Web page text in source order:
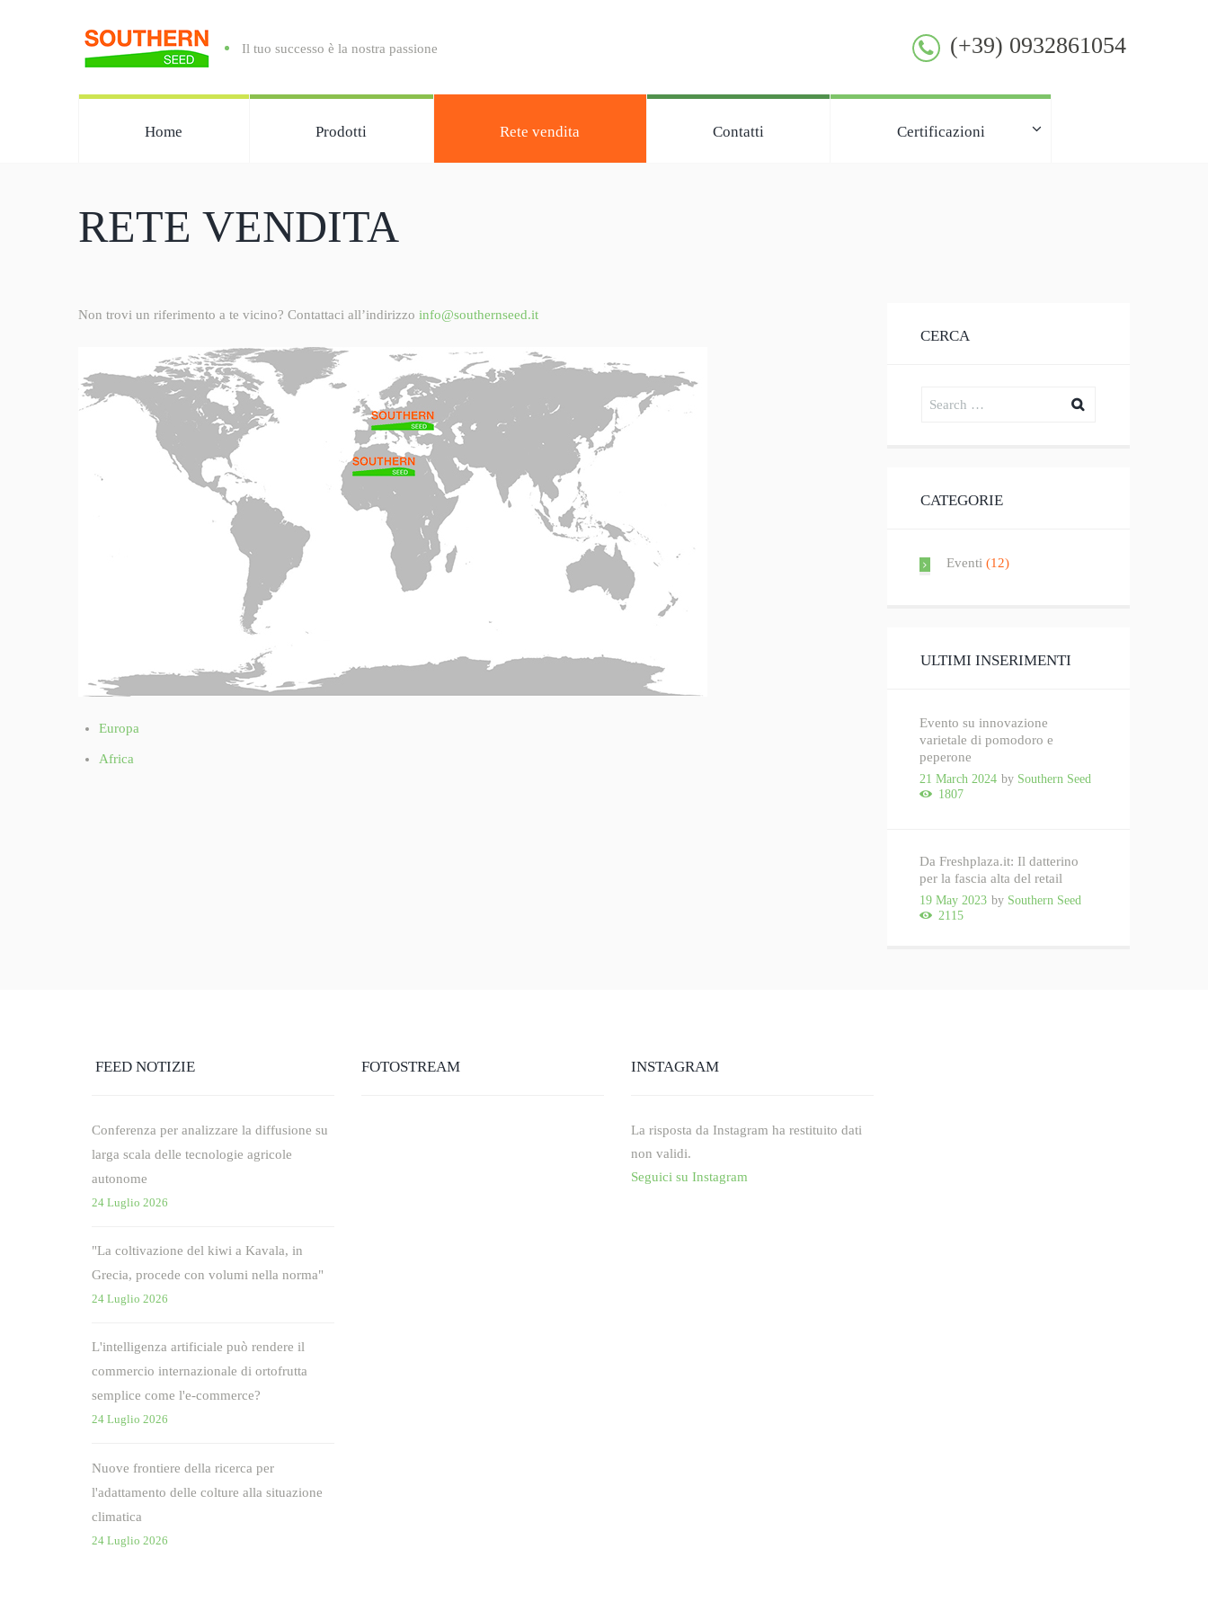
Il tuo successo è la nostra passione (+39) 0932861054
Home Prodotti Rete vendita Contatti Certificazioni
RETE VENDITA
Non trovi un riferimento a te vicino? Contattaci all’indirizzo info@southernseed.it
Europa
Africa
CERCA
CATEGORIE
Eventi (12)
ULTIMI INSERIMENTI
Evento su innovazione
varietale di pomodoro e
peperone
21 March 2024 by Southern Seed
1807
Da Freshplaza.it: Il datterino
per la fascia alta del retail
19 May 2023 by Southern Seed
2115
FEED NOTIZIE
Conferenza per analizzare la diffusione su
larga scala delle tecnologie agricole
autonome
24 Luglio 2026
"La coltivazione del kiwi a Kavala, in
Grecia, procede con volumi nella norma"
24 Luglio 2026
L'intelligenza artificiale può rendere il
commercio internazionale di ortofrutta
semplice come l'e-commerce?
24 Luglio 2026
Nuove frontiere della ricerca per
l'adattamento delle colture alla situazione
climatica
24 Luglio 2026
FOTOSTREAM INSTAGRAM
La risposta da Instagram ha restituito dati
non validi.
Seguici su Instagram